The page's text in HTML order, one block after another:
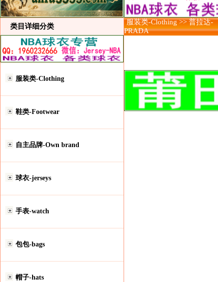
类目详细分类
服装类-Clothing
鞋类-Footwear
自主品牌-Own brand
球衣-jerseys
手表-watch
包包-bags
帽子-hats
服装类-Clothing >> 普拉达-
PRADA